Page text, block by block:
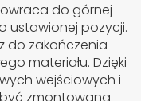
do górnej
ustawionej pozycji.
do zakończenia
materiału. Dzięki
wejściowych i